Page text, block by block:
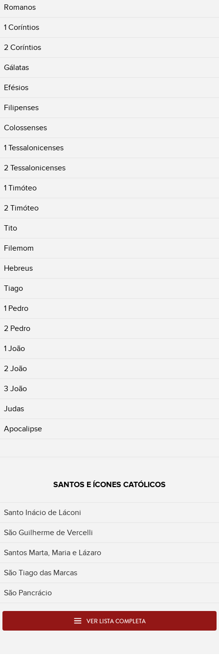
Romanos
1 Coríntios
2 Coríntios
Gálatas
Efésios
Filipenses
Colossenses
1 Tessalonicenses
2 Tessalonicenses
1 Timóteo
2 Timóteo
Tito
Filemom
Hebreus
Tiago
1 Pedro
2 Pedro
1 João
2 João
3 João
Judas
Apocalipse
SANTOS E ÍCONES CATÓLICOS
Santo Inácio de Láconi
São Guilherme de Vercelli
Santos Marta, Maria e Lázaro
São Tiago das Marcas
São Pancrácio
VER LISTA COMPLETA